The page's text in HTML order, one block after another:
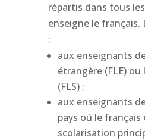
répartis dans tous
enseigne le français.
:
aux enseignants
étrangère (FLE)
(FLS) ;
aux enseignants
pays où le
scolarisation